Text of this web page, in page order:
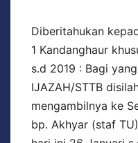
Diberitahukan
1 Kandanghaur
s.d 2019 : Bagi
IJAZAH/STTB
mengambilnya ke
bp. Akhyar (staf